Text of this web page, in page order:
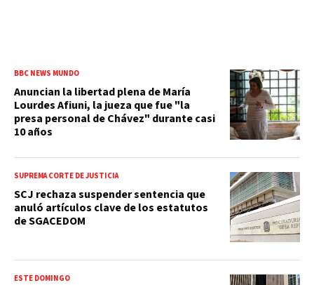
BBC NEWS MUNDO
Anuncian la libertad plena de María
Lourdes Afiuni, la jueza que fue "la
presa personal de Chávez" durante casi
10 años
SUPREMA CORTE DE JUSTICIA
SCJ rechaza suspender sentencia que
anuló artículos clave de los estatutos
de SGACEDOM
ESTE DOMINGO